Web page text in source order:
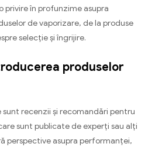
privire în profunzime asupra
de vaporizare, de la produse
selecție și îngrijire.
produselor
sunt recenzii și recomandări pentru
sunt publicate de experți sau alți
perspective asupra performanței,